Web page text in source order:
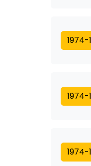
1974-
1974-
1974-